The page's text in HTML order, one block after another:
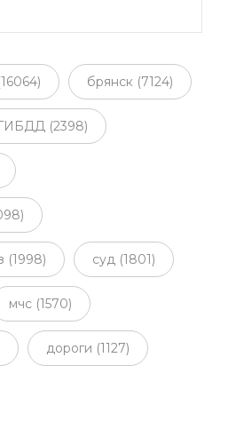
брянск (7124)
(2398)
(1998) суд (1801)
мчс (1570)
дороги (1127)